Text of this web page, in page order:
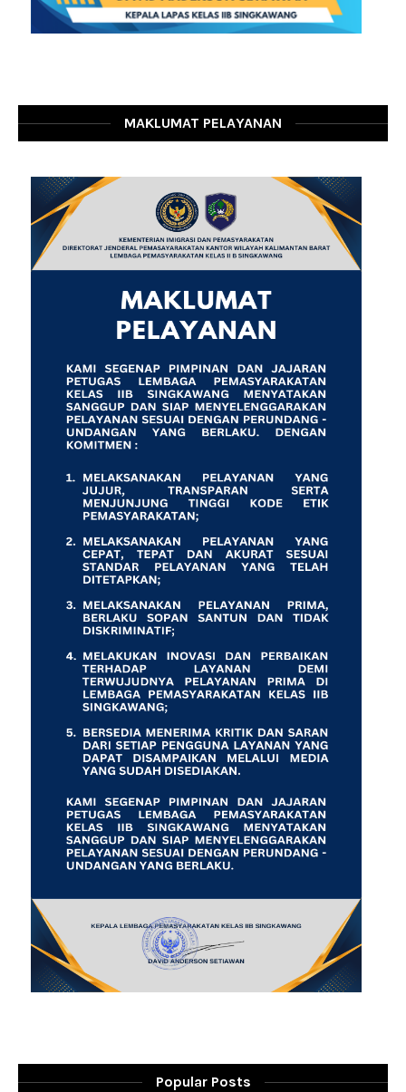
MAKLUMAT PELAYANAN
Popular Posts